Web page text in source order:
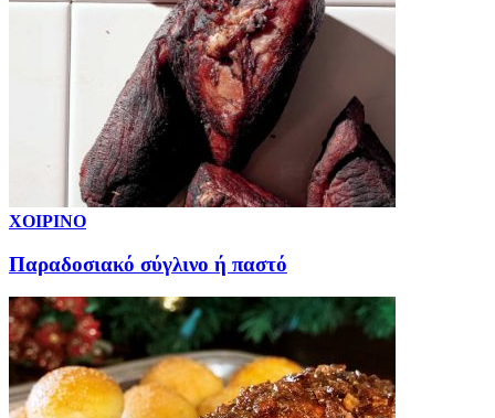
ΧΟΙΡΙΝΟ
Παραδοσιακό σύγλινο ή παστό